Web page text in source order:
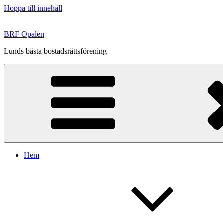
Hoppa till innehåll
BRF Opalen
Lunds bästa bostadsrättsförening
Hem